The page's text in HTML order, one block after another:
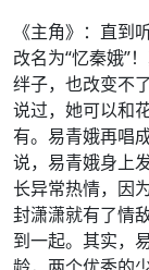
《主角》：直到
改名为“忆秦娥”
绊子，也改变不
说过，她可以和
有。​易青娥再唱
说，易青娥身上
长异常热情，因
封潇潇就有了情
到一起。​其实，